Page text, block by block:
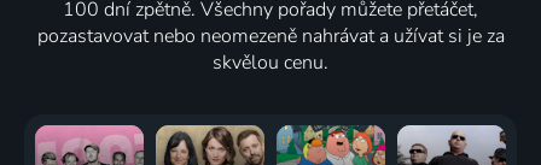
100 dní zpětně. Všechny pořady můžete přetáčet,
pozastavovat nebo neomezeně nahrávat a užívat si je za
skvělou cenu.